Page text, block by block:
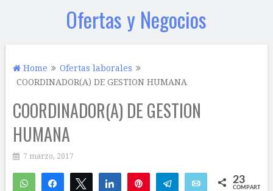
Ofertas y Negocios
Home
Ofertas laborales
COORDINADOR(A) DE GESTION HUMANA
COORDINADOR(A) DE GESTION
HUMANA
7 marzo, 2017
WhatsAppCompartirTwittear Compartir Telegram Email 23
COMPARTIR